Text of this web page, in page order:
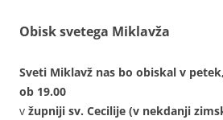
Obisk svetega Miklavža
Sveti Miklavž nas bo obiskal v
ob 19.00
v župniji sv. Cecilije (v nekdanji